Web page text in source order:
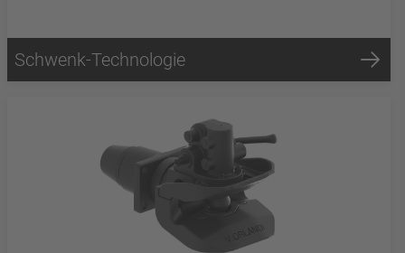
Schwenk-Technologie